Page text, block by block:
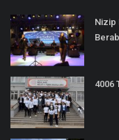
Nizip
4006